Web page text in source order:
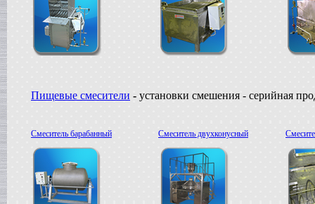
Пищевые смесители - установки смешения - серийная
Смеситель барабанный Смеситель двухконусный